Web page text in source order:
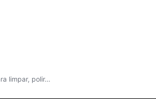
limpar, polir…